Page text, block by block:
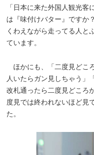
「日本に来た外国人観光
は『味付けバター』です
くわえながら走ってる人と
ています。
ほかにも、「二度見どこ
人いたらガン見しちゃう」
改札通ったら二度見どころ
度見では終われないほど見
た。